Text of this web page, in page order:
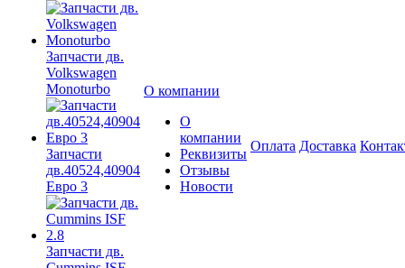
Запчасти дв.
Volkswagen
Monoturbo
Запчасти
дв.40524,40904
Евро 3
Запчасти дв.
О компании
О
компании
Реквизиты
Отзывы
Новости
Оплата Доставка